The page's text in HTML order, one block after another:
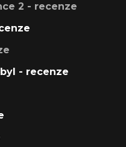
2 - recenze
- recenze